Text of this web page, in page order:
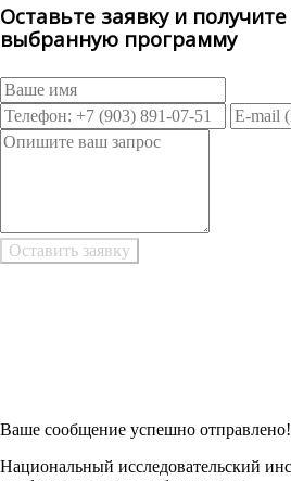
Оставьте заявку и
выбранную программу
Ваше сообщение успешно отправлено!
Национальный исследовательский